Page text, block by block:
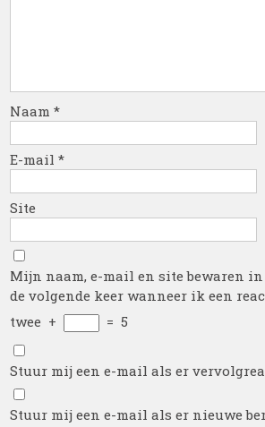
Naam*
E-mail*
Site
Mijn naam, e-mail en site bewaren in
de volgende keer wanneer ik een
twee + = 5
Stuur mij een e-mail als er
Stuur mij een e-mail als er nieuwe